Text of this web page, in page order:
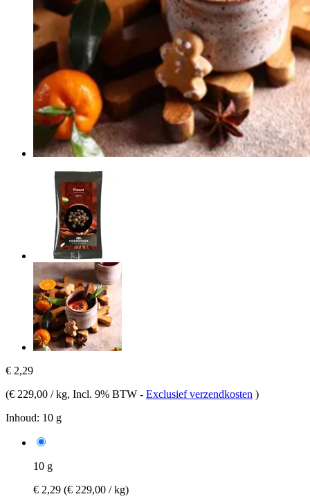
€ 2,29
(€ 229,00 / kg, Incl. 9% BTW - Exclusief verzendkosten )
Inhoud: 10 g
10 g
€ 2,29 (€ 229,00 / kg)